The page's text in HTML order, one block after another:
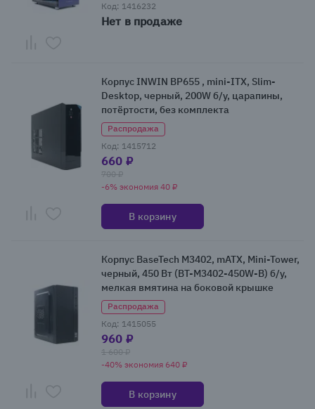
Код: 1416232
Нет в продаже
Корпус INWIN BP655 , mini-ITX, Slim-
Desktop, черный, 200W б/у, царапины,
потёртости, без комплекта
Распродажа
Код: 1415712
660 ₽
700 ₽
-6% экономия 40 ₽
В корзину
Корпус BaseTech M3402, mATX, Mini-Tower,
черный, 450 Вт (BT-M3402-450W-B) б/у,
мелкая вмятина на боковой крышке
Распродажа
Код: 1415055
960 ₽
1 600 ₽
-40% экономия 640 ₽
В корзину